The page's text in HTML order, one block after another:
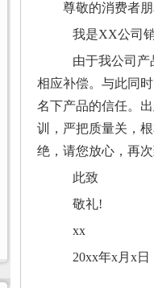
尊敬的消费者朋
我是XX公司
由于我公司产
相应补偿。与此同
名下产品的信任。
训，严把质量关，
绝，请您放心，再
此致
敬礼!
xx
20xx年x月x日